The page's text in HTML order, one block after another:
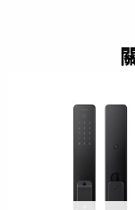
價
格：
NT$9,990。
價